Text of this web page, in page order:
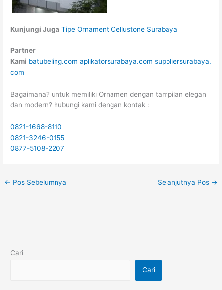
Kunjungi Juga Tipe Ornament Cellustone Surabaya
Partner
Kami batubeling.com aplikatorsurabaya.com suppliersurabaya.
com
Bagaimana? untuk memiliki Ornamen dengan tampilan elegan
dan modern? hubungi kami dengan kontak :
0821-1668-8110
0821-3246-0155
0877-5108-2207
← Pos Sebelumnya Selanjutnya Pos →
Cari
Cari